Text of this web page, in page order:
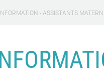
- ASSISTANTS